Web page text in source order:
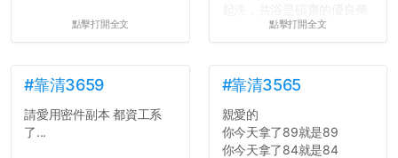
點擊打開全文
舍房間，都歡迎留言讓我知
道...
點擊打開全文
#靠清3659
請愛用密件副本 都資工系
了...
#靠清3565
親愛的
你今天拿了89就是89
你今天拿了84就是84